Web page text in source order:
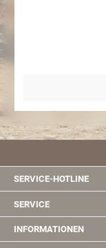
Windgeräusche
Einsatz einer light
SERVICE-HOTLINE
SERVICE
INFORMATIONEN